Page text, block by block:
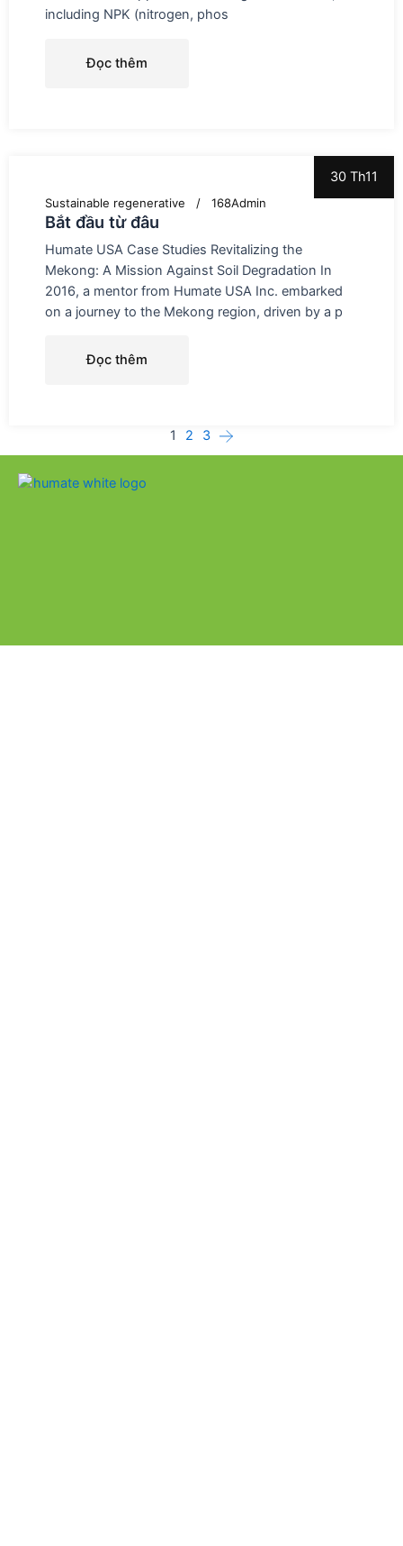
including NPK (nitrogen, phos
Đọc thêm
30 Th11
Sustainable regenerative 168Admin
Bắt đầu từ đâu
Humate USA Case Studies Revitalizing the
Mekong: A Mission Against Soil Degradation In
2016, a mentor from Humate USA Inc. embarked
on a journey to the Mekong region, driven by a p
Đọc thêm
navigation
1 2 3